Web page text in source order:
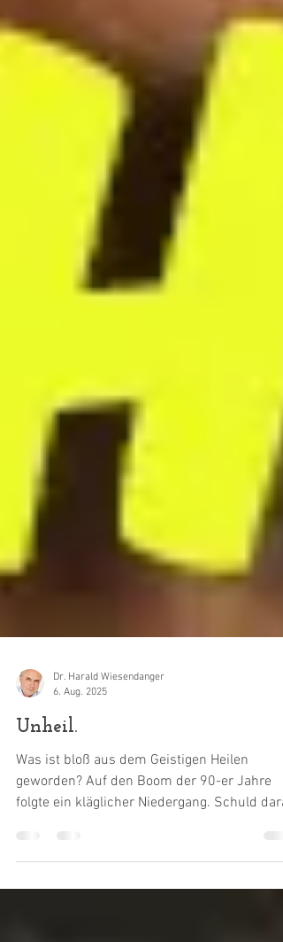
Dr. Harald Wiesendanger
6. Aug. 2025
Unheil.
Was ist bloß aus dem Geistigen Heilen
sind: zuviele...